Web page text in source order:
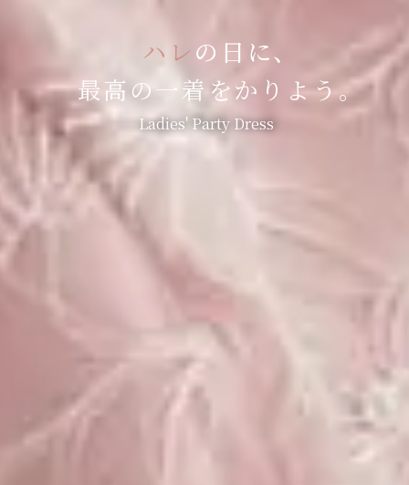
ハレの日に、
最高の一着をかりよう。
Ladies' Party Dress